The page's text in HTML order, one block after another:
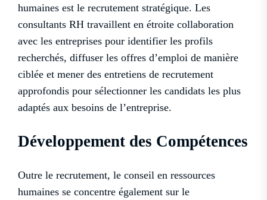
humaines est le recrutement stratégique. Les
consultants RH travaillent en étroite collaboration
avec les entreprises pour identifier les profils
recherchés, diffuser les offres d’emploi de manière
ciblée et mener des entretiens de recrutement
approfondis pour sélectionner les candidats les plus
adaptés aux besoins de l’entreprise.
Développement des Compétences
Outre le recrutement, le conseil en ressources
humaines se concentre également sur le